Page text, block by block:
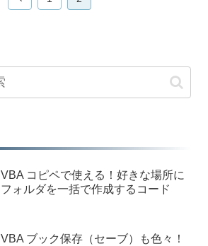
VBA コピペで使える！好きな場所に
フォルダを一括で作成するコード
VBA ブック保存（セーブ）も色々！